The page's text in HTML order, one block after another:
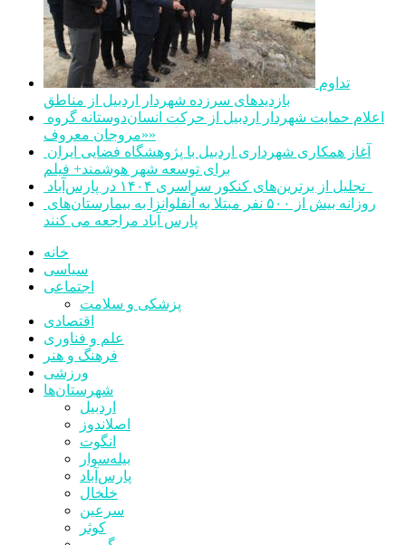
بازدیدهای سرزده شهردار اردبیل از مناطق
«مروجان معروف»
برای توسعه شهر هوشمند+ فیلم
پارس آباد مراجعه می کنند
خانه
سیاسی
اجتماعی
پزشکی و سلامت
اقتصادی
علم و فناوری
فرهنگ و هنر
ورزشی
شهرستان‌ها
اردبیل
اصلاندوز
انگوت
بیله‌سوار
پارس‌آباد
خلخال
سرعین
کوثر